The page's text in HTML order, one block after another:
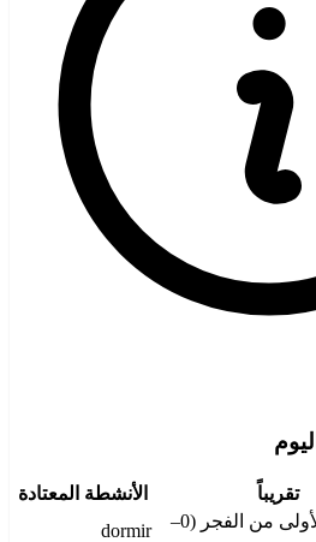
تقريباً
الأنشطة المعتادة
الساعات الأولى من الفجر (0–
dormir